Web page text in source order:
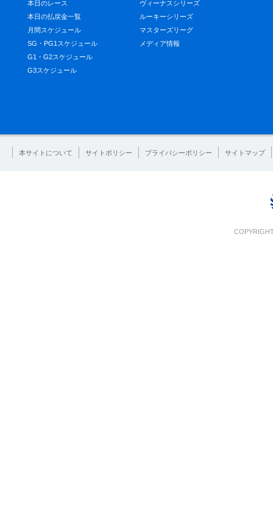
本日のレース
本日の払戻金一覧
月間スケジュール
SG・PG1スケジュール
G1・G2スケジュール
G3スケジュール
ヴィーナスシリーズ
ルーキーシリーズ
マスターズリーグ
メディア情報
本サイトについて サイトポリシー プライバシーポリシー サイトマップ